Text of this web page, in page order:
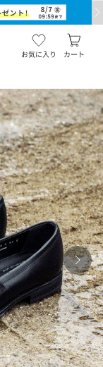
お気に入り カート